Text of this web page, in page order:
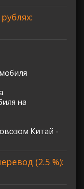
на
Китай -
(2.5 %):